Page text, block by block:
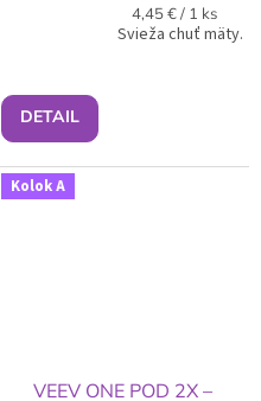
Jednotková
cena:
4,45 € / 1 ks
DETAIL
Svieža chuť mäty.
Kolok A
VEEV ONE POD 2X –